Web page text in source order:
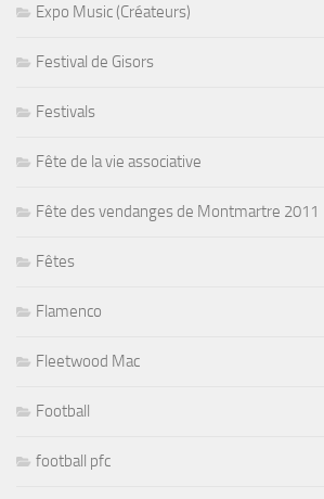
Expo Music (Créateurs)
Festival de Gisors
Festivals
Fête de la vie associative
Fête des vendanges de Montmartre 2011
Fêtes
Flamenco
Fleetwood Mac
Football
football pfc